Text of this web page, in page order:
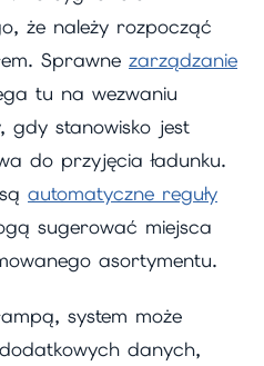
że należy rozpocząć
Sprawne zarządzanie
tu na wezwaniu
gdy stanowisko jest
do przyjęcia ładunku.
automatyczne reguły
sugerować miejsca
asortymentu.
system może
danych,